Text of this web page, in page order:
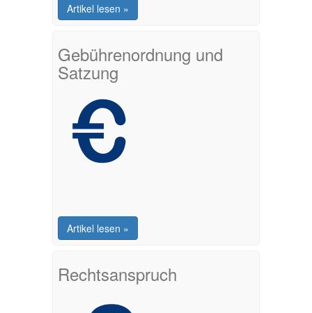
Artikel lesen »
Gebührenordnung und
Satzung
Artikel lesen »
Rechtsanspruch